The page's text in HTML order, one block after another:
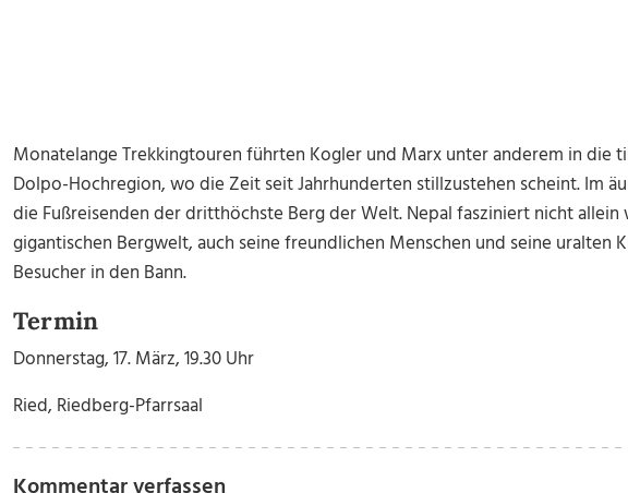
Monatelange Trekkingtouren führten Kogler und Marx unter anderem in die
Dolpo-Hochregion, wo die Zeit seit Jahrhunderten stillzustehen scheint. Im
die Fußreisenden der dritthöchste Berg der Welt. Nepal fasziniert nicht allein
gigantischen Bergwelt, auch seine freundlichen Menschen und seine uralten
Besucher in den Bann.
Termin
Donnerstag, 17. März, 19.30 Uhr
Ried, Riedberg-Pfarrsaal